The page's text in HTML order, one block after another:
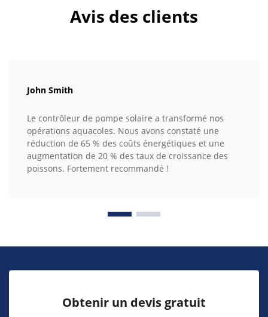
Avis des clients
John Smith
Le contrôleur de pompe solaire a transformé nos
opérations aquacoles. Nous avons constaté une
réduction de 65 % des coûts énergétiques et une
augmentation de 20 % des taux de croissance des
poissons. Fortement recommandé !
Obtenir un devis gratuit